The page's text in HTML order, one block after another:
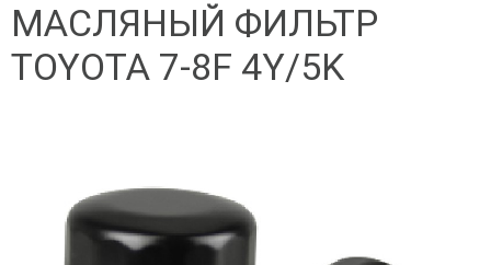
МАСЛЯНЫЙ ФИЛЬТР
TOYOTA 7-8F 4Y/5K